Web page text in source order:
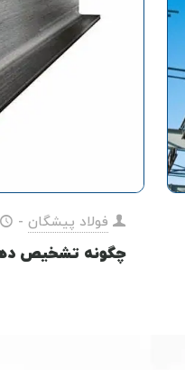
فولاد پیشگان -
چگونه تشخیص